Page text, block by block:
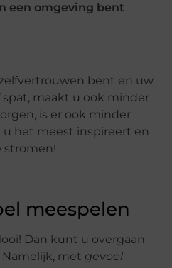
een omgeving bent
bent en uw
maakt u ook minder
is er ook minder
u het meest inspireert en
stromen!
meespelen
Dan kunt u overgaan
Namelijk, met gevoel